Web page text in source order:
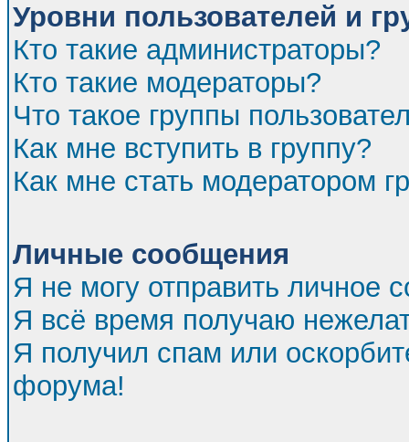
Уровни пользователей и
Кто такие администраторы?
Кто такие модераторы?
Что такое группы
Как мне вступить в группу?
Как мне стать модератором
Личные сообщения
Я не могу отправить личное
Я всё время получаю
Я получил спам или
форума!